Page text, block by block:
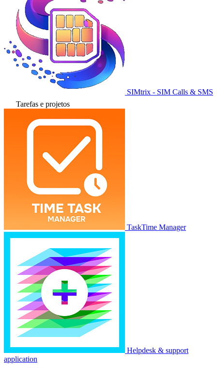
SIMtrix - SIM Calls & SMS
Tarefas e projetos
TaskTime Manager
Helpdesk & support
application